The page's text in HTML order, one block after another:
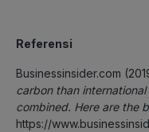
Referensi
Businessinsider.com
carbon than
combined. Here are the
https://